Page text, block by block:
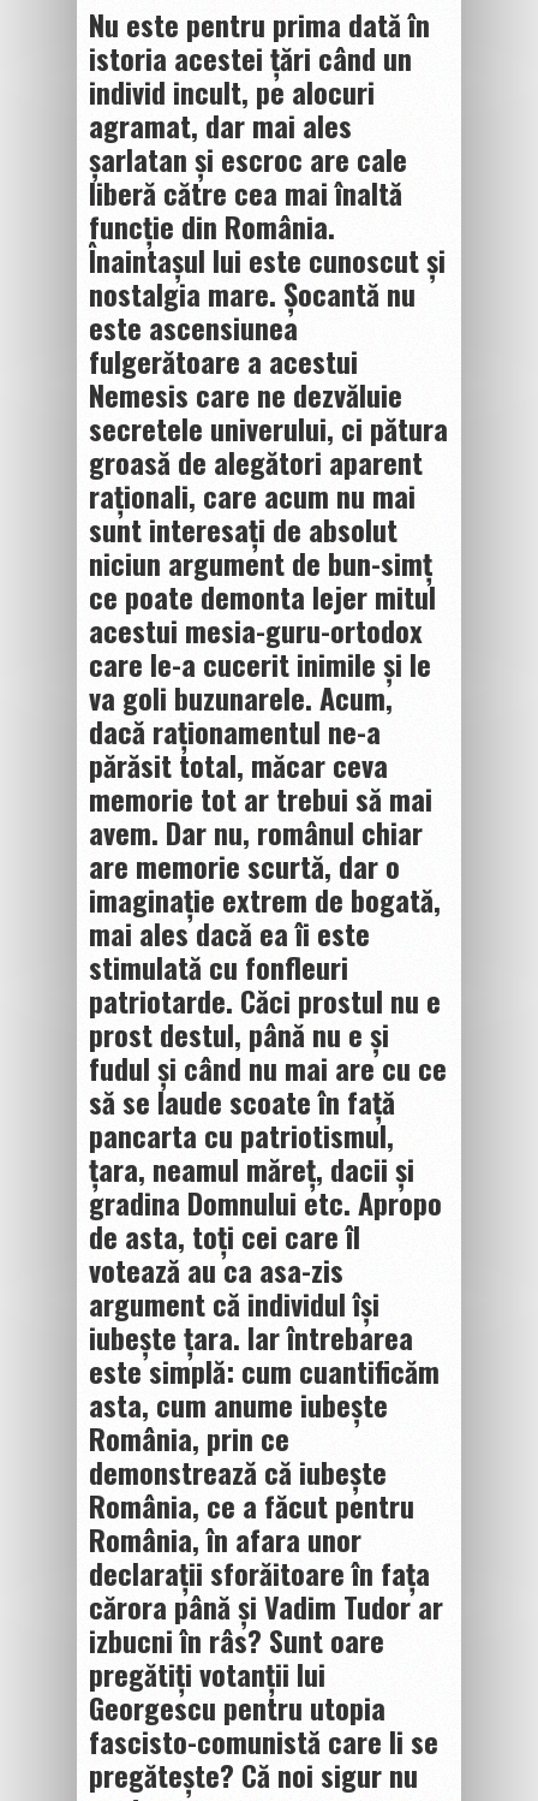
Nu este pentru prima dată în
istoria acestei țări când un
individ incult, pe alocuri
agramat, dar mai ales
șarlatan și escroc are cale
liberă către cea mai înaltă
funcție din România.
Înaintașul lui este cunoscut și
nostalgia mare. Șocantă nu
este ascensiunea
fulgerătoare a acestui
Nemesis care ne dezvăluie
secretele univerului, ci pătura
groasă de alegători aparent
raționali, care acum nu mai
sunt interesați de absolut
niciun argument de bun-simț
ce poate demonta lejer mitul
acestui mesia-guru-ortodox
care le-a cucerit inimile și le
va goli buzunarele. Acum,
dacă raționamentul ne-a
părăsit total, măcar ceva
memorie tot ar trebui să mai
avem. Dar nu, românul chiar
are memorie scurtă, dar o
imaginație extrem de bogată,
mai ales dacă ea îi este
stimulată cu fonfleuri
patriotarde. Căci prostul nu e
prost destul, până nu e și
fudul și când nu mai are cu ce
să se laude scoate în față
pancarta cu patriotismul,
țara, neamul măreț, dacii și
gradina Domnului etc. Apropo
de asta, toți cei care îl
votează au ca asa-zis
argument că individul își
iubește țara. Iar întrebarea
este simplă: cum cuantificăm
asta, cum anume iubește
România, prin ce
demonstrează că iubește
România, ce a făcut pentru
România, în afara unor
declarații sforăitoare în fața
cărora până și Vadim Tudor ar
izbucni în râs? Sunt oare
pregătiți votanții lui
Georgescu pentru utopia
fascisto-comunistă care li se
pregătește? Că noi sigur nu